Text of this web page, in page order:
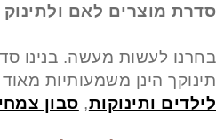
לאם ולתינוק
מעשה. בנינו סדרה
הינן משמעותיות מאוד
סבון צמחי